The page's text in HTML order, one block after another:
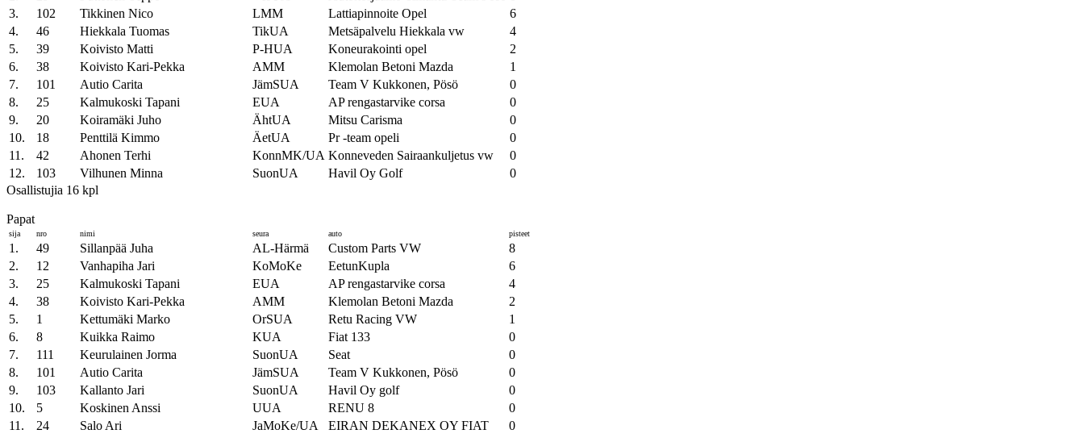
3.
102 Tikkinen Nico LMM Lattiapinnoite Opel
6
4.
46 Hiekkala Tuomas TikUA Metsäpalvelu Hiekkala vw
4
5.
39 Koivisto Matti P-HUA Koneurakointi opel
2
6.
38 Koivisto Kari-Pekka AMM Klemolan Betoni Mazda
1
7.
101 Autio Carita JämSUA Team V Kukkonen, Pösö
0
8.
25 Kalmukoski Tapani EUA AP rengastarvike corsa
0
9.
20 Koiramäki Juho ÄhtUA Mitsu Carisma
0
10.
18 Penttilä Kimmo ÄetUA Pr -team opeli
0
11.
42 Ahonen Terhi KonnMK/UA Konneveden Sairaankuljetus vw
0
12.
103 Vilhunen Minna SuonUA Havil Oy Golf
0
Osallistujia 16 kpl
Papat
sija nro nimi seura auto pisteet
1. 49 Sillanpää Juha AL-Härmä Custom Parts VW
8
2.
12 Vanhapiha Jari KoMoKe EetunKupla
6
3.
25 Kalmukoski Tapani EUA AP rengastarvike corsa
4
4.
38 Koivisto Kari-Pekka AMM Klemolan Betoni Mazda
2
5.
1 Kettumäki Marko OrSUA Retu Racing VW
1
6.
8 Kuikka Raimo KUA Fiat 133
0
7.
111 Keurulainen Jorma SuonUA Seat
0
8.
101 Autio Carita JämSUA Team V Kukkonen, Pösö
0
9.
103 Kallanto Jari SuonUA Havil Oy golf
0
10.
5 Koskinen Anssi UUA RENU 8
0
11.
24 Salo Ari JaMoKe/UA EIRAN DEKANEX OY FIAT
0